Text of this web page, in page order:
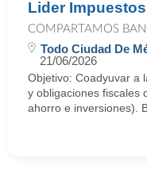
Lider Impuestos
COMPARTAMOS
Todo Ciudad De
21/06/2026
Objetivo: Coadyuvar a
y obligaciones fiscales
ahorro e inversiones).